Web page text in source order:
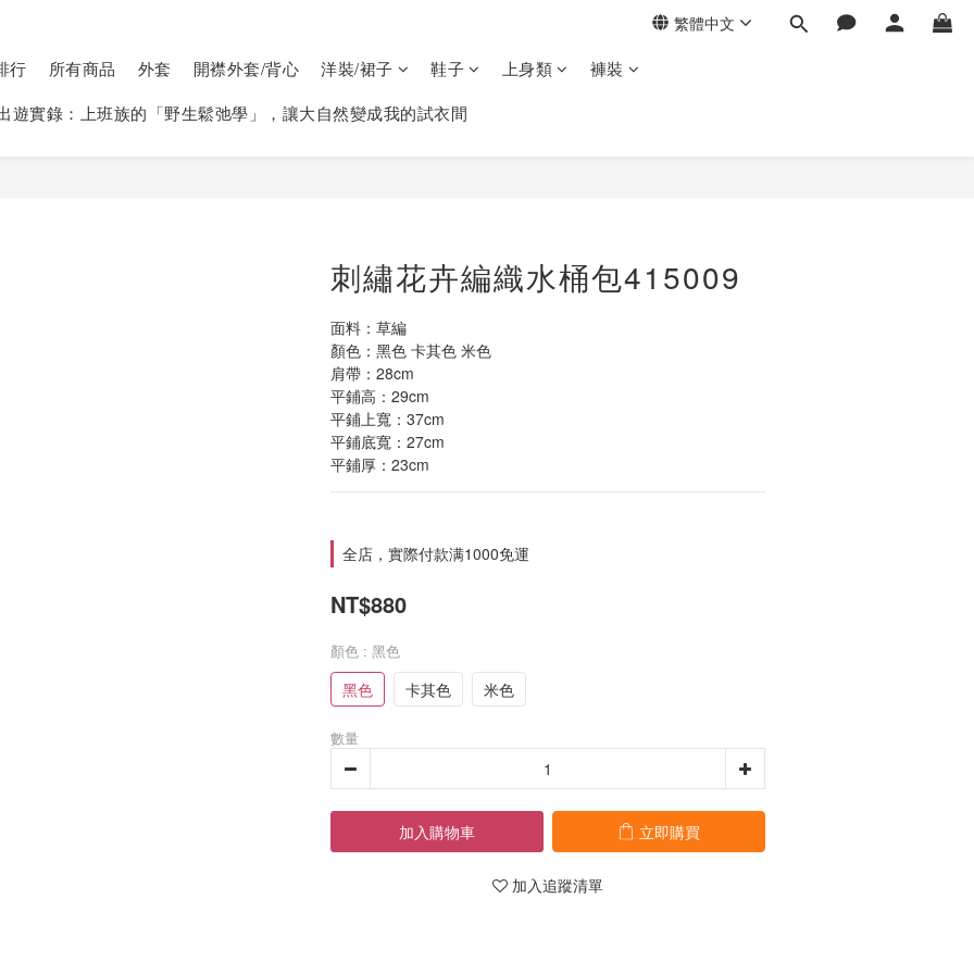
繁體中文
行 所有商品 外套 開襟外套/背心 洋裝/裙子 鞋子 上身類
褲裝
遊實錄：上班族的「野生鬆弛學」，讓大自然變成我的試衣間
刺繡花卉編織水桶包415009
面料：草編
顏色：黑色 卡其色 米色
肩帶：28cm
平鋪高：29cm
平鋪上寬：37cm
平鋪底寬：27cm
平鋪厚：23cm
全店，實際付款满1000免運
NT$880
顏色 : 黑色
黑色 卡其色 米色
數量
加入購物車 立即購買
加入追蹤清單